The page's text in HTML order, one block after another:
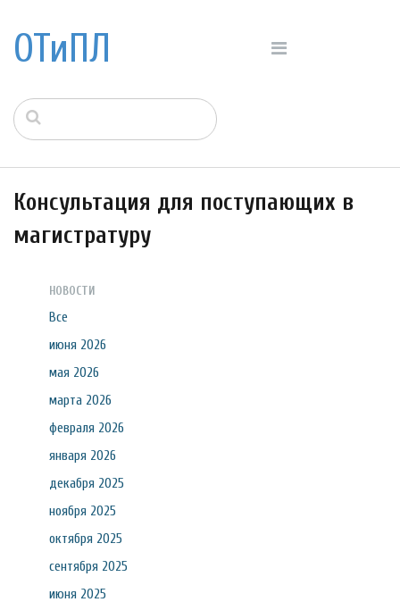
ОТиПЛ
Консультация для поступающих в
магистратуру
НОВОСТИ
Все
июня 2026
мая 2026
марта 2026
февраля 2026
января 2026
декабря 2025
ноября 2025
октября 2025
сентября 2025
июня 2025